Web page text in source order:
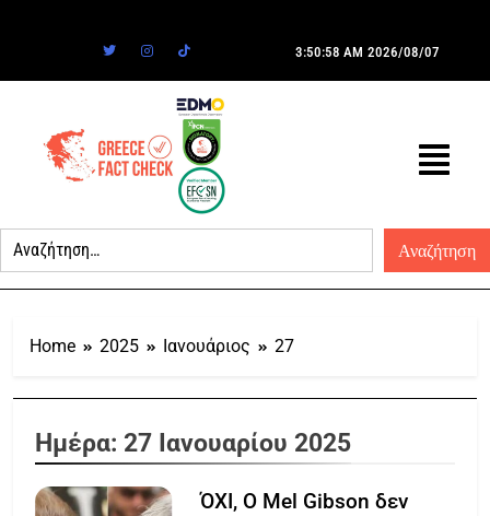
3:50:58 AM 2026/08/07
Home 2025 Ιανουάριος 27
Ημέρα: 27 Ιανουαρίου 2025
ΌΧΙ, Ο Mel Gibson δεν